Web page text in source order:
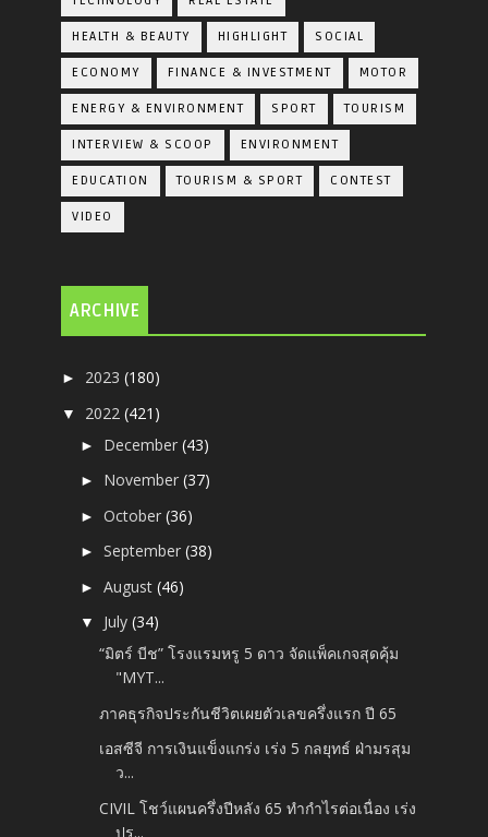
HEALTH & BEAUTY HIGHLIGHT SOCIAL
ECONOMY FINANCE & INVESTMENT MOTOR
ENERGY & ENVIRONMENT SPORT TOURISM
INTERVIEW & SCOOP ENVIRONMENT
EDUCATION TOURISM & SPORT CONTEST
VIDEO
ARCHIVE
► 2023(180)
▼ 2022(421)
► December(43)
► November(37)
►October(36)
►September(38)
►August(46)
▼ July(34)
“มิตร์ บีช” โรงแรมหรู 5 ดาว จัดแพ็คเกจสุดคุ้ม
"MYT...
ภาคธุรกิจประกันชีวิตเผยตัวเลขครึ่งแรก ปี 65
เอสซีจี การเงินแข็งแกร่ง เร่ง 5 กลยุทธ์ ฝ่ามรสุม
ว...
CIVIL โชว์แผนครึ่งปีหลัง 65 ทำกำไรต่อเนื่อง เร่ง
ปร...